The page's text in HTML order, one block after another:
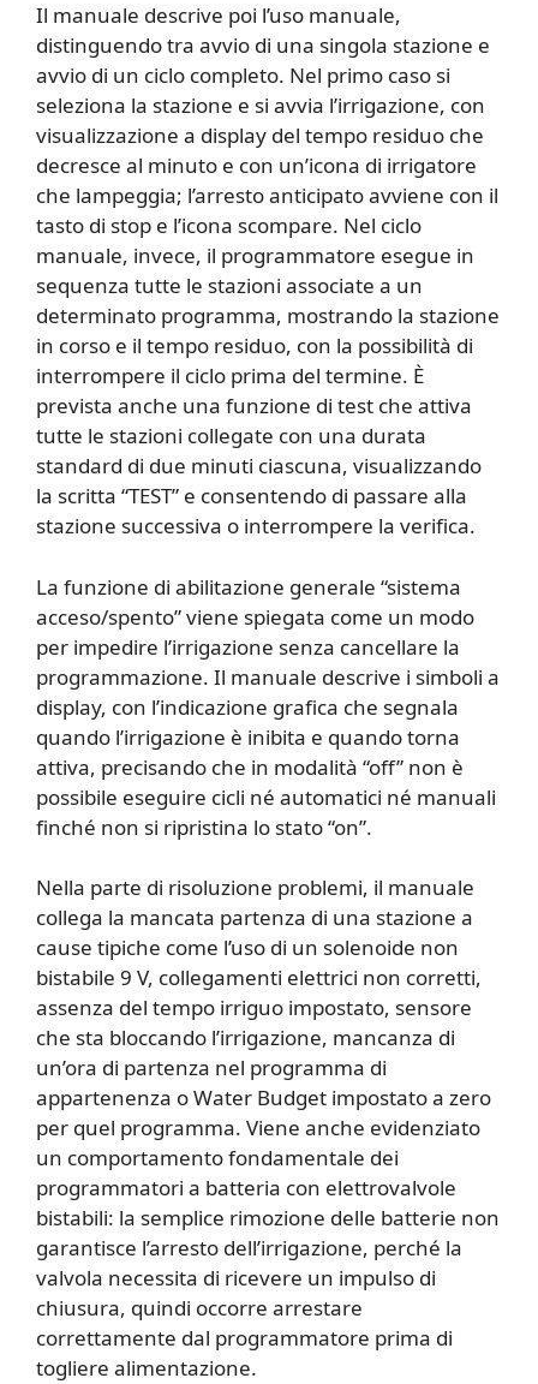
Il manuale descrive poi l’uso manuale,
distinguendo tra avvio di una singola stazione e
avvio di un ciclo completo. Nel primo caso si
seleziona la stazione e si avvia l’irrigazione, con
visualizzazione a display del tempo residuo che
decresce al minuto e con un’icona di irrigatore
che lampeggia; l’arresto anticipato avviene con il
tasto di stop e l’icona scompare. Nel ciclo
manuale, invece, il programmatore esegue in
sequenza tutte le stazioni associate a un
determinato programma, mostrando la stazione
in corso e il tempo residuo, con la possibilità di
interrompere il ciclo prima del termine. È
prevista anche una funzione di test che attiva
tutte le stazioni collegate con una durata
standard di due minuti ciascuna, visualizzando
la scritta “TEST” e consentendo di passare alla
stazione successiva o interrompere la verifica.
La funzione di abilitazione generale “sistema
acceso/spento” viene spiegata come un modo
per impedire l’irrigazione senza cancellare la
programmazione. Il manuale descrive i simboli a
display, con l’indicazione grafica che segnala
quando l’irrigazione è inibita e quando torna
attiva, precisando che in modalità “off” non è
possibile eseguire cicli né automatici né manuali
finché non si ripristina lo stato “on”.
Nella parte di risoluzione problemi, il manuale
collega la mancata partenza di una stazione a
cause tipiche come l’uso di un solenoide non
bistabile 9 V, collegamenti elettrici non corretti,
assenza del tempo irriguo impostato, sensore
che sta bloccando l’irrigazione, mancanza di
un’ora di partenza nel programma di
appartenenza o Water Budget impostato a zero
per quel programma. Viene anche evidenziato
un comportamento fondamentale dei
programmatori a batteria con elettrovalvole
bistabili: la semplice rimozione delle batterie non
garantisce l’arresto dell’irrigazione, perché la
valvola necessita di ricevere un impulso di
chiusura, quindi occorre arrestare
correttamente dal programmatore prima di
togliere alimentazione.